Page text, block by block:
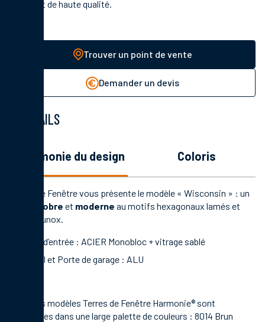
unique et de haute qualité.
Trouver un point de vente
Demander un devis
DÉTAILS
l'harmonie du design coloris
Terres de Fenêtre vous présente le modèle « Wisconsin » : un
sobre et moderne au motifs hexagonaux lamés et
décor Alunox.
Porte d’entrée : ACIER Monobloc + vitrage sablé
Portail et Porte de garage : ALU
Tous nos modèles Terres de Fenêtre Harmonie® sont
déclinables dans une large palette de couleurs : 8014 Brun